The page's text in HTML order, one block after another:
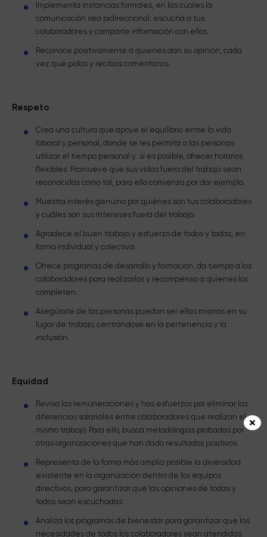
Implementa instancias formales, en las cuales la
comunicación sea bidireccional: escucha a tus
colaboradores y comparte información con ellos.
Reconoce positivamente a quienes dan su opinión, cada
vez que pidas y recibas comentarios.
Respeto
Crea una cultura que apoye el equilibrio entre la vida
laboral y personal, donde se les permita a las personas
utilizar el tiempo personal y si es posible, ofrecer horarios
flexibles. Promueve que sus vidas fuera del trabajo sean
reconocidas como tal, para ello comienza por dar ejemplo.
Muestra interés genuino por quiénes son tus colaboradores
y cuáles son sus intereses fuera del trabajo.
Agradece el buen trabajo y esfuerzo de todos y todas, en
forma individual y colectiva.
Ofrece programas de desarrollo y formación, da tiempo a los
colaboradores para realizarlos y recompensa a quienes los
completen.
Asegúrate de las personas puedan ser ellas mismos en su
lugar de trabajo, centrándose en la pertenencia y la
inclusión.
Equidad
Revisa las remuneraciones y has esfuerzos por eliminar las
diferencias salariales entre colaboradores que realizan el
mismo trabajo. Para ello, busca metodologías probadas por
otras organizaciones que han dado resultados positivos.
Representa de la forma más amplia posible la diversidad
existente en la organización dentro de los equipos
directivos, para garantizar que las opiniones de todas y
todos sean escuchadas.
Analiza los programas de bienestar para garantizar que las
necesidades de todos los colaboradores sean atendidas.